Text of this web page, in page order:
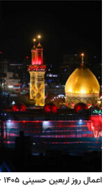
اعمال روز اربعین حسینی ۱۴۰۵ + زیارت و نماز